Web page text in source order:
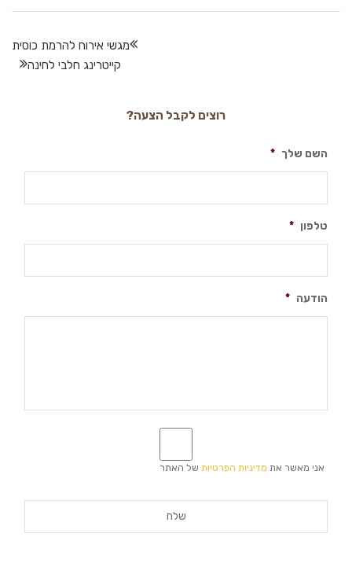
מגשי אירוח להרמת כוסית
קייטרינג חלבי לחינה
רוצים לקבל הצעה?
השם שלך *
טלפון *
הודעה *
אני מאשר את מדיניות הפרטיות של האתר